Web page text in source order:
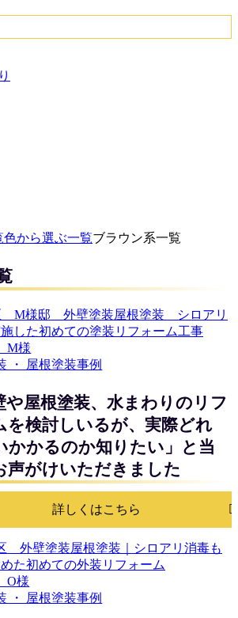
色から選ぶ一覧ブラウン系一覧
M様
・ 屋根塗装事例
や屋根塗装、水まわりのリフ
を検討しいるが、実際どれ
かかるのか知りたい」と当
声がけいただきました
詳しくはこちら
O様
・ 屋根塗装事例